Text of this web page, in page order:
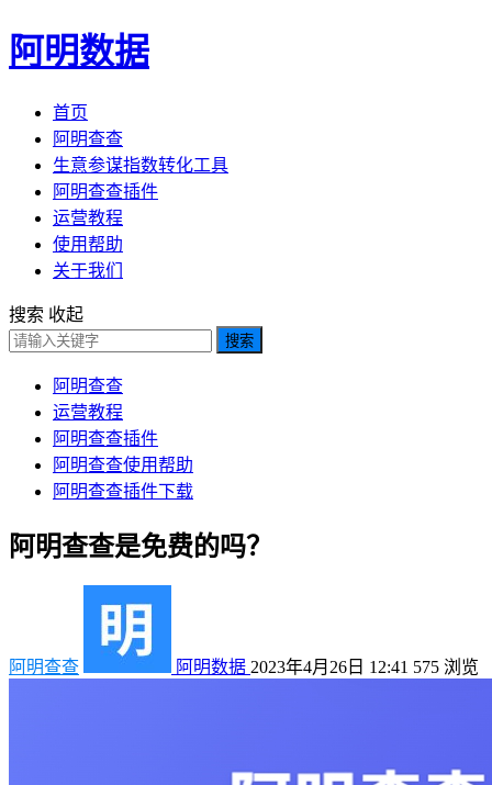
阿明数据
首页
阿明查查
生意参谋指数转化工具
阿明查查插件
运营教程
使用帮助
关于我们
搜索 收起
搜索
阿明查查
运营教程
阿明查查插件
阿明查查使用帮助
阿明查查插件下载
阿明查查是免费的吗？
阿明查查 阿明数据 2023年4月26日 12:41 575 浏览